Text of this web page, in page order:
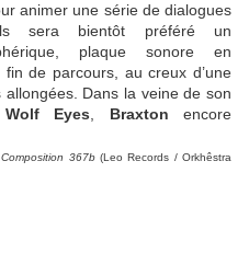
animer une série de dialogues
sera bientôt préféré un
plaque sonore en
de parcours, au creux d’une
Dans la veine de son
Wolf Eyes Braxton encore
367b(Leo Records / Orkhêstra